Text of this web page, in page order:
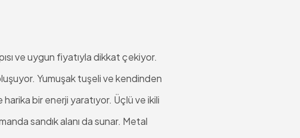
ve uygun fiyatıyla dikkat çekiyor.
Yumuşak tuşeli ve kendinden
bir enerji yaratıyor. Üçlü ve ikili
sandık alanı da sunar. Metal